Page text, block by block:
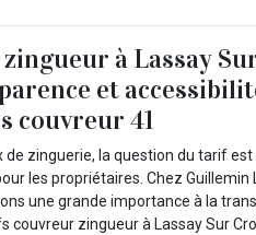
à Lassay
et
couvreur 41
de zinguerie, la question du tarif
les propriétaires. Chez Guillemin
une grande importance à la
couvreur zingueur à Lassay Sur